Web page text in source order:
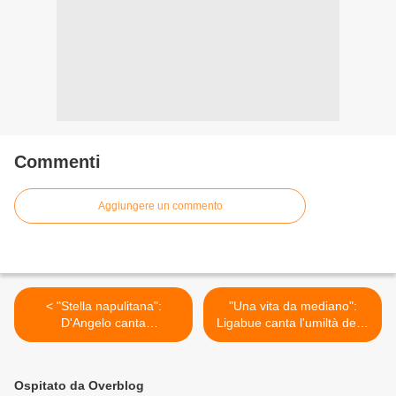
Commenti
Aggiungere un commento
< "Stella napulitana":
D'Angelo canta
l'insoddisfazione dei giovani
"Una vita da mediano":
Ligabue canta l'umiltà degli
antieroi >
Ospitato da Overblog